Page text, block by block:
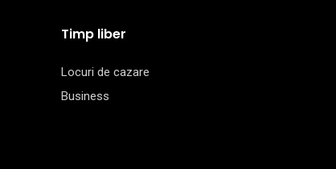
Timp liber
Locuri de cazare
Business